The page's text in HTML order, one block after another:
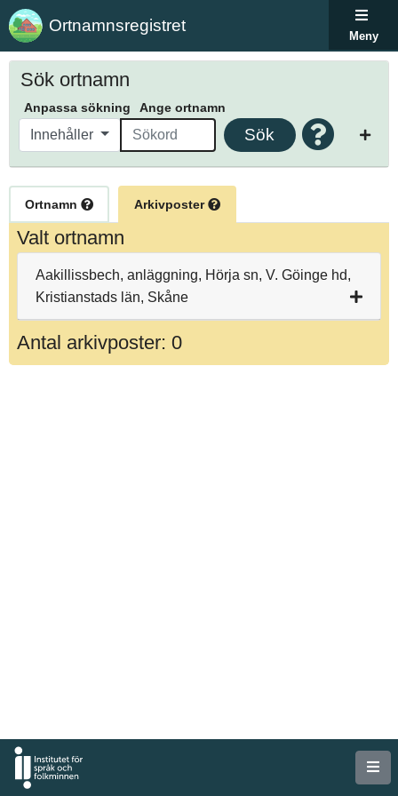
Ortnamnsregistret
Meny
Sök ortnamn
Anpassa sökning Ange ortnamn
Innehåller Sök
Ortnamn Arkivposter
Valt ortnamn
Aakillissbech, anläggning, Hörja sn, V. Göinge hd,
Kristianstads län, Skåne
Antal arkivposter: 0